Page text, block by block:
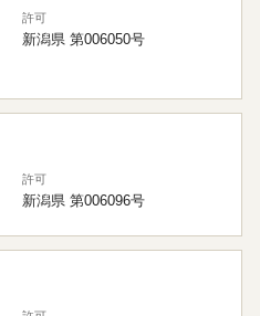
許可
新潟県 第006050号
許可
新潟県 第006096号